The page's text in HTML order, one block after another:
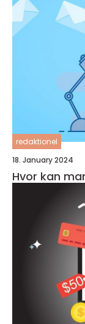
redaktionel
18. January 2024
Hvor kan